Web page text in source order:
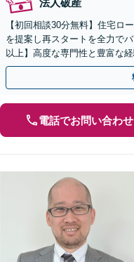
【初回相談30分無料】住宅ロ
を提案し再スタートを全力で
以上】高度な専門性と豊富な
に対応【分割・後払い応相談
電話でお問い合わせ